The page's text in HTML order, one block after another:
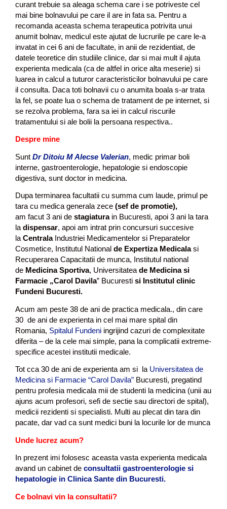
curant trebuie sa aleaga schema care i se potriveste cel
mai bine bolnavului pe care il are in fata sa. Pentru a
recomanda aceasta schema terapeutica potrivita unui
anumit bolnav, medicul este ajutat de lucrurile pe care le-a
invatat in cei 6 ani de facultate, in anii de rezidentiat, de
datele teoretice din studiile clinice, dar si mai mult il ajuta
experienta medicala (ca de altfel in orice alta meserie) si
luarea in calcul a tuturor caracteristicilor bolnavului pe care
il consulta. Daca toti bolnavii cu o anumita boala s-ar trata
la fel, se poate lua o schema de tratament de pe internet, si
se rezolva problema, fara sa iei in calcul riscurile
tratamentului si ale bolii la persoana respectiva..
Despre mine
Sunt Dr Ditoiu M Alecse Valerian, medic primar boli
interne, gastroenterologie, hepatologie si endoscopie
digestiva, sunt doctor in medicina.
Dupa terminarea facultatii cu summa cum laude, primul pe
tara cu medica generala zece (sef de promotie),
am facut 3 ani de stagiaturain Bucuresti, apoi 3 ani la tara
la dispensar, apoi am intrat prin concursuri succesive
la CentralaIndustriei Medicamentelor si Preparatelor
Cosmetice, Institutul National de Expertiza Medicalasi
Recuperarea Capacitatii de munca, Institutul national
de Medicina Sportiva, Universitatea de Medicina si
Farmacie „Carol Davila” Bucuresti si Institutul clinic
Fundeni Bucuresti.
Acum am peste 38 de ani de practica medicala., din care
30 de ani de experienta in cel mai mare spital din
Romania, Spitalul Fundeni ingrijind cazuri de complexitate
diferita – de la cele mai simple, pana la complicatii extreme-
specifice acestei institutii medicale.
Tot cca 30 de ani de experienta am si la Universitatea de
Medicina si Farmacie “Carol Davila” Bucuresti, pregatind
pentru profesia medicala mii de studenti la medicina (unii au
ajuns acum profesori, sefi de sectie sau directori de spital),
medicii rezidenti si specialisti. Multi au plecat din tara din
pacate, dar vad ca sunt medici buni la locurile lor de munca
Unde lucrez acum?
In prezent imi folosesc aceasta vasta experienta medicala
avand un cabinet de consultatii gastroenterologie si
hepatologie in Clinica Sante din Bucuresti.
Ce bolnavi vin la consultatii?